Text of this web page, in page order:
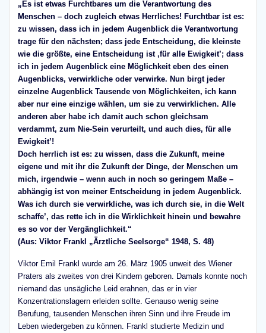
„Es ist etwas Furchtbares um die Verantwortung des
Menschen – doch zugleich etwas Herrliches! Furchtbar ist es:
zu wissen, dass ich in jedem Augenblick die Verantwortung
trage für den nächsten; dass jede Entscheidung, die kleinste
wie die größte, eine Entscheidung ist ,für alle Ewigkeit’; dass
ich in jedem Augenblick eine Möglichkeit eben des einen
Augenblicks, verwirkliche oder verwirke. Nun birgt jeder
einzelne Augenblick Tausende von Möglichkeiten, ich kann
aber nur eine einzige wählen, um sie zu verwirklichen. Alle
anderen aber habe ich damit auch schon gleichsam
verdammt, zum Nie-Sein verurteilt, und auch dies, für alle
Ewigkeit’!
Doch herrlich ist es: zu wissen, dass die Zukunft, meine
eigene und mit ihr die Zukunft der Dinge, der Menschen um
mich, irgendwie – wenn auch in noch so geringem Maße –
abhängig ist von meiner Entscheidung in jedem Augenblick.
Was ich durch sie verwirkliche, was ich durch sie, in die Welt
schaffe’, das rette ich in die Wirklichkeit hinein und bewahre
es so vor der Vergänglichkeit.“
(Aus: Viktor Frankl „Ärztliche Seelsorge“ 1948, S. 48)
Viktor Emil Frankl wurde am 26. März 1905 unweit des Wiener
Praters als zweites von drei Kindern geboren. Damals konnte noch
niemand das unsägliche Leid erahnen, das er in vier
Konzentrationslagern erleiden sollte. Genauso wenig seine
Berufung, tausenden Menschen ihren Sinn und ihre Freude im
Leben wiedergeben zu können. Frankl studierte Medizin und